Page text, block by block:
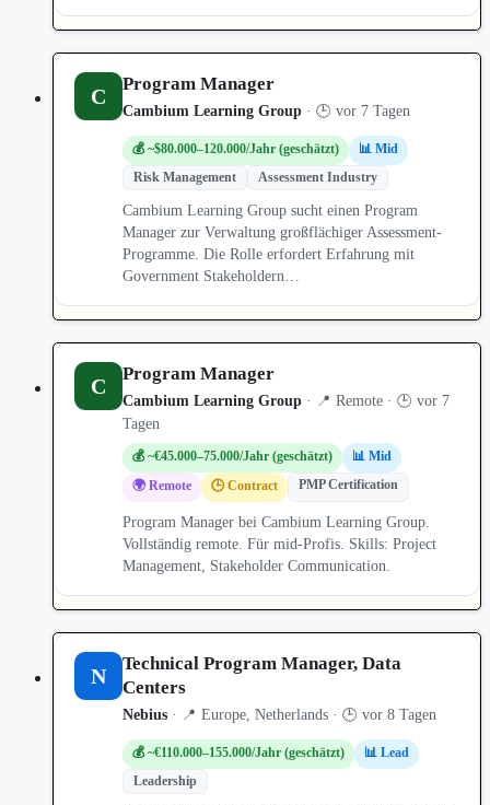
C Program Manager
Cambium Learning Group · 🕒 vor 7 Tagen
💰 ~$80.000–120.000/Jahr (geschätzt)
📊 Mid
Risk Management
Assessment Industry
Cambium Learning Group sucht einen Program
Manager zur Verwaltung großflächiger Assessment-
Programme. Die Rolle erfordert Erfahrung mit
Government Stakeholdern…
C Program Manager
Cambium Learning Group · 📍 Remote · 🕒 vor 7
Tagen
💰 ~€45.000–75.000/Jahr (geschätzt)
📊 Mid
🌍 Remote
🕒 Contract PMP Certification
Program Manager bei Cambium Learning Group.
Vollständig remote. Für mid-Profis. Skills: Project
Management, Stakeholder Communication.
N
Technical Program Manager, Data
Centers
Nebius · 📍 Europe, Netherlands · 🕒 vor 8 Tagen
💰 ~€110.000–155.000/Jahr (geschätzt)
📊 Lead
Leadership